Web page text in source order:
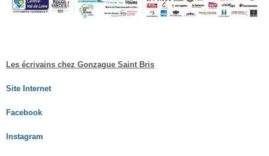
Les écrivains chez Gonzague Saint Bris
Site Internet
Facebook
Instagram